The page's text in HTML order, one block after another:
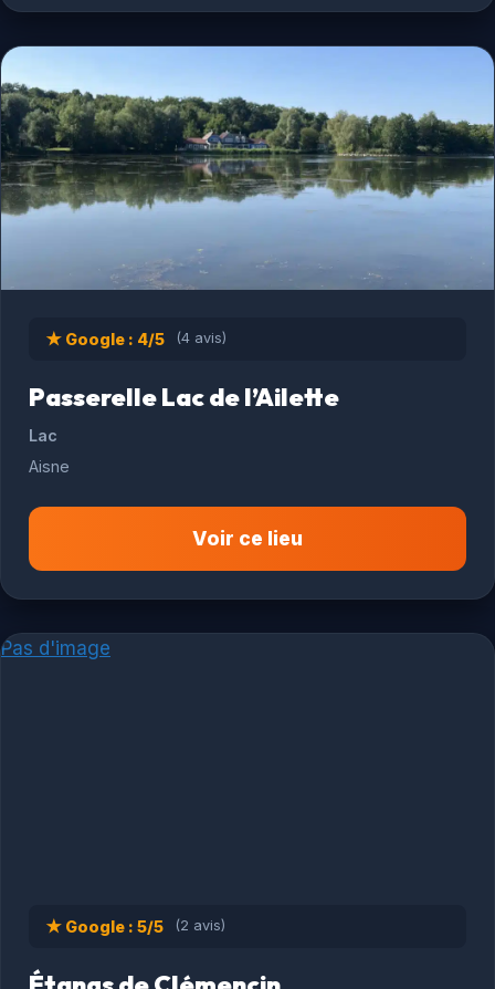
★ Google : 4/5 (4 avis)
Passerelle Lac de l’Ailette
Lac
Aisne
Voir ce lieu
Pas d'image
★ Google : 5/5 (2 avis)